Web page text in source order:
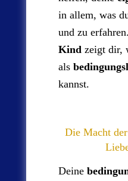
in allem, was
und zu
Kind zeigt dir,
als
kannst.
Die Macht
Deine